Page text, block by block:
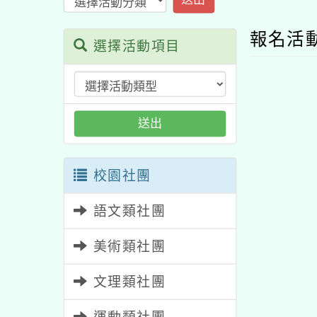
選擇活動項目
送出
校園社團
語文類社團
美術類社團
文理類社團
報名活